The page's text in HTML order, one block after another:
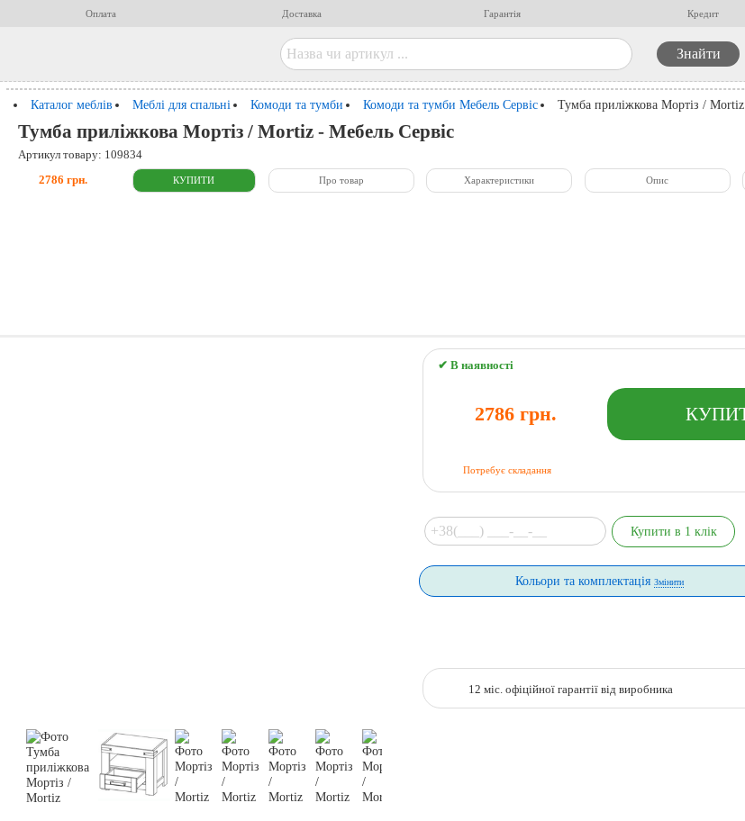
Оплата Доставка Гарантія Кредит
Каталог меблів Меблі для спальні Комоди та тумби Комоди та тумби Мебель Сервіс Тумба приліжкова Мортіз / Mortiz
Тумба приліжкова Мортіз / Mortiz - Мебель Сервіс
Артикул товару: 109834
2786 грн. Про товар Характеристики Опис
✔ В наявності
2786 грн.
Потребує складання
Кольори та комплектація Змінити
12 міс. офіційної гарантії від виробника